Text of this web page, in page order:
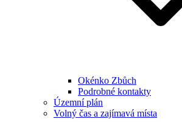
Okénko Zbůch
Podrobné kontakty
Územní plán
Volný čas a zajímavá místa